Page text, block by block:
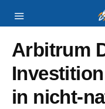
Arbitrum
in nicht-